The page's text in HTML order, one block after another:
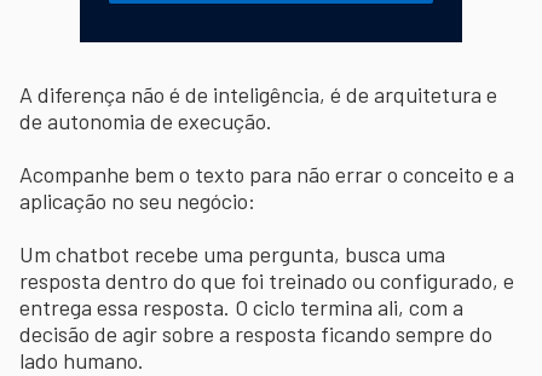
A diferença não é de inteligência, é de arquitetura e
de autonomia de execução.
Acompanhe bem o texto para não errar o conceito e a
aplicação no seu negócio:
Um chatbot recebe uma pergunta, busca uma
resposta dentro do que foi treinado ou configurado, e
entrega essa resposta. O ciclo termina ali, com a
decisão de agir sobre a resposta ficando sempre do
lado humano.